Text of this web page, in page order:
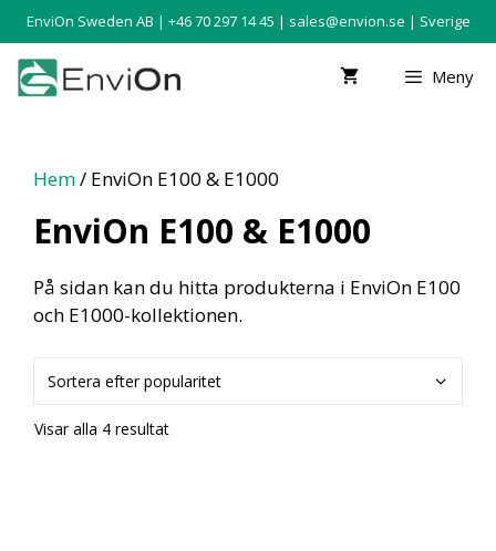
EnviOn Sweden AB | +46 70 297 14 45 | sales@envion.se | Sverige
Meny
Hem/ EnviOn E100 & E1000
EnviOn E100 & E1000
På sidan kan du hitta produkterna i EnviOn E100
och E1000-kollektionen.
Visar alla 4 resultat